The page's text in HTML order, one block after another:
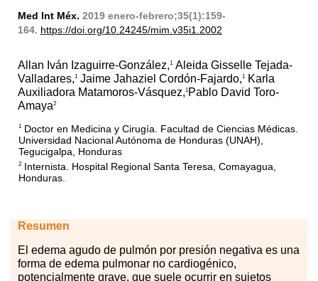
Med Int Méx. 2019 enero-febrero;35(1):159-
164. https://doi.org/10.24245/mim.v35i1.2002
Allan Iván Izaguirre-González,1 Aleida Gisselle Tejada-
Valladares,1 Jaime Jahaziel Cordón-Fajardo,1
Karla
Auxiliadora Matamoros-Vásquez,1 Pablo David Toro-
Amaya2
1 Doctor en Medicina y Cirugía. Facultad de Ciencias Médicas.
Universidad Nacional Autónoma de Honduras (UNAH),
Tegucigalpa, Honduras
2 Internista. Hospital Regional Santa Teresa, Comayagua,
Honduras.
Resumen
El edema agudo de pulmón por presión negativa es una
forma de edema pulmonar no cardiogénico,
potencialmente grave, que suele ocurrir en sujetos